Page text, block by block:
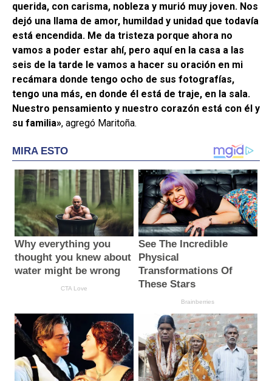
querida, con carisma, nobleza y murió muy joven. Nos
dejó una llama de amor, humildad y unidad que todavía
está encendida. Me da tristeza porque ahora no
vamos a poder estar ahí, pero aquí en la casa a las
seis de la tarde le vamos a hacer su oración en mi
recámara donde tengo ocho de sus fotografías,
tengo una más, en donde él está de traje, en la sala.
Nuestro pensamiento y nuestro corazón está con él y
su familia», agregó Maritoña.